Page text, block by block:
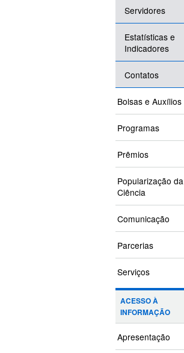
Servidores
Estatísticas e
Indicadores
Contatos
Bolsas e Auxílios
Programas
Prêmios
Popularização da
Ciência
Comunicação
Parcerias
Serviços
ACESSO À
INFORMAÇÃO
Apresentação